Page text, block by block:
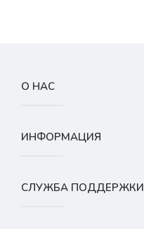
О НАС
ИНФОРМАЦИЯ
СЛУЖБА ПОДДЕРЖКИ